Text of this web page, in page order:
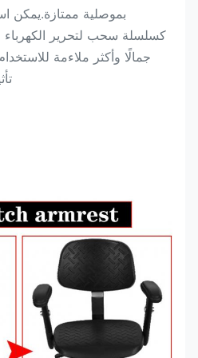
بموصلية ممتازة.يمكن
كسلسلة سحب لتحرير الكهرباء
جمالًا وأكثر ملاءمة